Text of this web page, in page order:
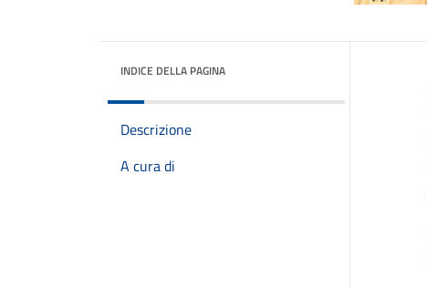
INDICE DELLA PAGINA
Descrizione
A cura di